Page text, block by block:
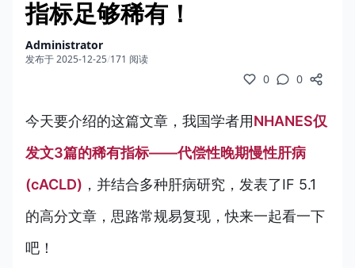
指标足够稀有！
Administrator
发布于 2025-12-25/171 阅读
0 0
今天要介绍的这篇文章，我国学者用NHANES仅
发文3篇的稀有指标——代偿性晚期慢性肝病
(cACLD) ，并结合多种肝病研究，发表了IF 5.1
的高分文章，思路常规易复现，快来一起看一下
吧！